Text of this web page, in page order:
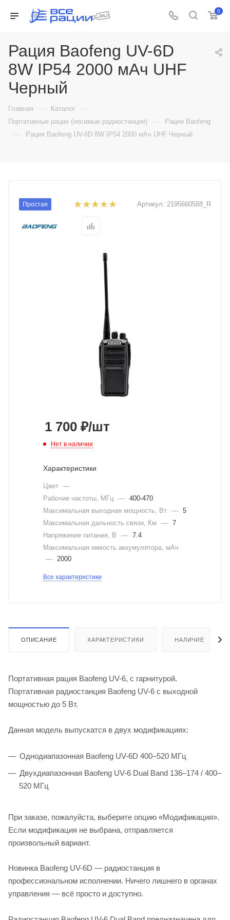
0
Рация Baofeng UV-6D
8W IP54 2000 мАч UHF
Черный
Главная — Каталог —
Портативные рации (носимые радиостанции) — Рации Baofeng
— Рация Baofeng UV-6D 8W IP54 2000 мАч UHF Черный
Простая Артикул: 2195660588_R
1 700 ₽/шт
Нет в наличии
Характеристики
Цвет —
Рабочие частоты, МГц
— 400-470
Максимальная выходная мощность, Вт — 5
Максимальная дальность связи, Км
— 7
Напряжение питания, В
— 7.4
Максимальная емкость аккумулятора, мАч
—
2000
Все характеристики
ОПИСАНИЕ ХАРАКТЕРИСТИКИ НАЛИЧИЕ
Портативная рация Baofeng UV-6, с гарнитурой.
Портативная радиостанция Baofeng UV-6 с выходной
мощностью до 5 Вт.
Данная модель выпускатся в двух модификациях:
Однодиапазонная Baofeng UV-6D 400–520 МГц
Двухдиапазонная Baofeng UV-6 Dual Band 136–174 / 400–
520 МГц
При заказе, пожалуйста, выберите опцию «Модификация».
Если модификация не выбрана, отправляется
произвольный вариант.
Новинка Baofeng UV-6D — радиостанция в
профессиональном исполнении. Ничего лишнего в органах
управления — всё просто и доступно.